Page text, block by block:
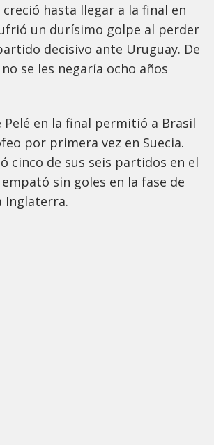
hasta llegar a la final en
un durísimo golpe al perder
decisivo ante Uruguay. De
se les negaría ocho años
Pelé en la final permitió a Brasil
por primera vez en Suecia.
cinco de sus seis partidos en el
sin goles en la fase de
Inglaterra.